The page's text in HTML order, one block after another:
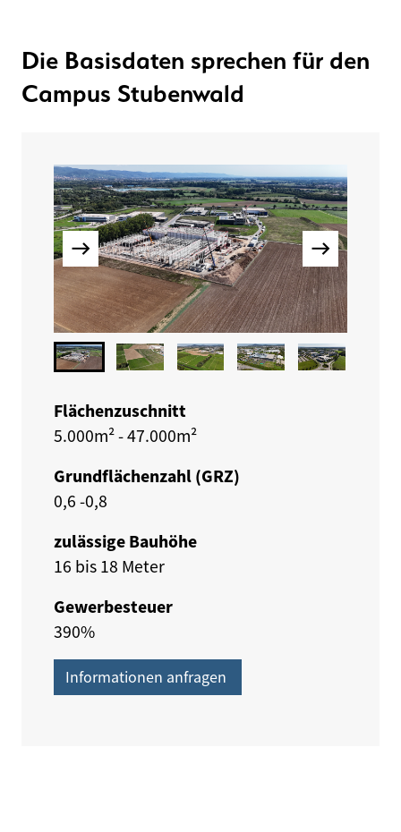
Die Basisdaten sprechen für den
Campus Stubenwald
Flächenzuschnitt
5.000m² - 47.000m²
Grundflächenzahl (GRZ)
0,6 -0,8
zulässige Bauhöhe
16 bis 18 Meter
Gewerbesteuer
390%
Informationen anfragen